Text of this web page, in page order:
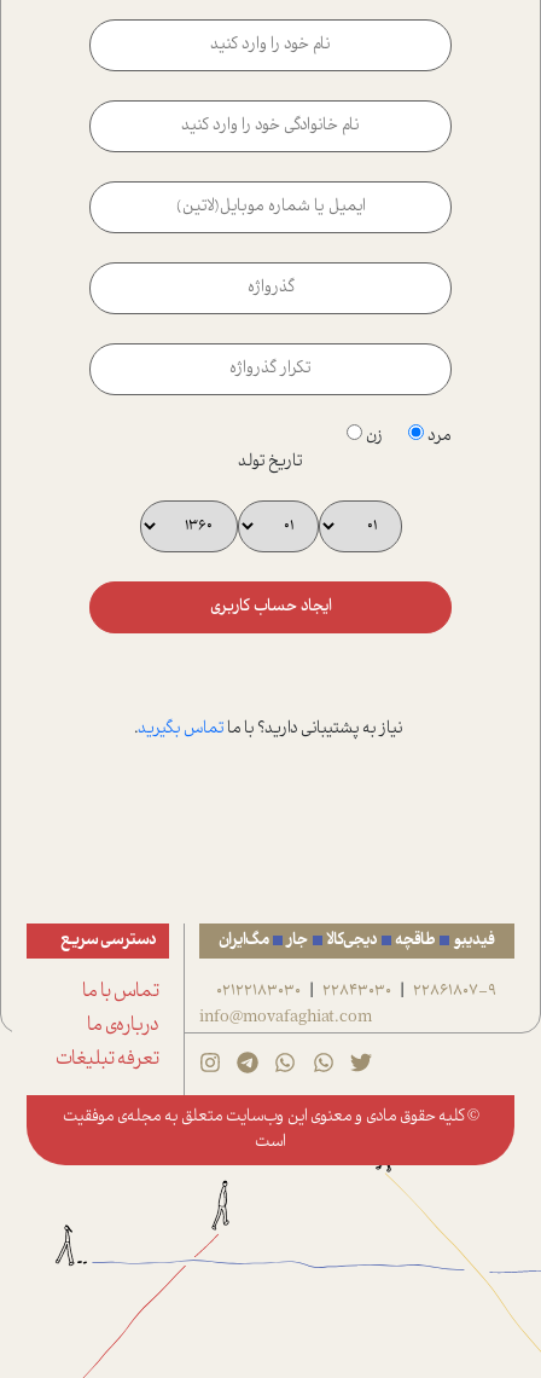
مرد
زن
تاریخ تولد
ایجاد حساب کاربری
نیاز به پشتیبانی دارید؟ با ماتماس بگیرید.
فیدیبو طاقچه دیجی‌کالا جار مگ‌ایران
22861807-9
|
22843030
|
02122183030
info@movafaghiat.com
دسترسی سریع
تماس با ما
درباره‌ی ما
تعرفه تبلیغات
© کلیه حقوق مادی و معنوی این وب‌سایت متعلق به مجله‌ی موفقیت
است